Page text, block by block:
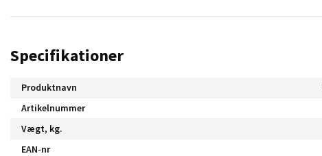
Specifikationer
Produktnavn
Artikelnummer
Vægt, kg.
EAN-nr